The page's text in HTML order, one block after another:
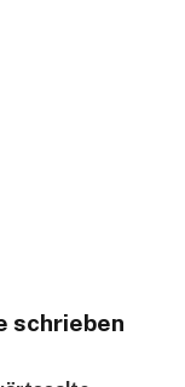
schrieben